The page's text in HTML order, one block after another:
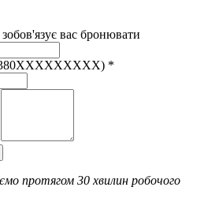
вас бронювати
*
протягом 30 хвилин робочого